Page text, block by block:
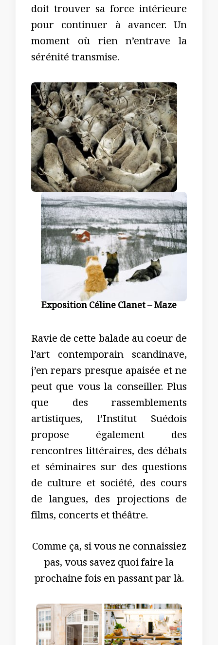
doit trouver sa force intérieure
pour continuer à avancer. Un
moment où rien n’entrave la
sérénité transmise.
Exposition Céline Clanet – Maze
Ravie de cette balade au coeur de
l’art contemporain scandinave,
j’en repars presque apaisée et ne
peut que vous la conseiller. Plus
que des rassemblements
artistiques, l’Institut Suédois
propose également des
rencontres littéraires, des débats
et séminaires sur des questions
de culture et société, des cours
de langues, des projections de
films, concerts et théâtre.
Comme ça, si vous ne connaissiez
pas, vous savez quoi faire la
prochaine fois en passant par là.